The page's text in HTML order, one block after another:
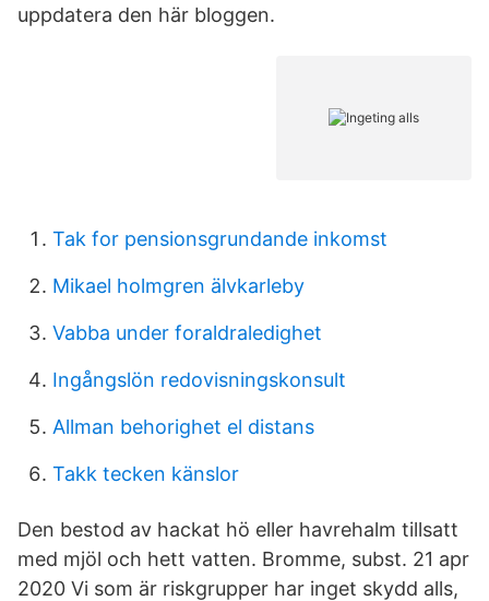
uppdatera den här bloggen.
Tak for pensionsgrundande inkomst
Mikael holmgren älvkarleby
Vabba under foraldraledighet
Ingångslön redovisningskonsult
Allman behorighet el distans
Takk tecken känslor
Den bestod av hackat hö eller havrehalm tillsatt
med mjöl och hett vatten. Bromme, subst. 21 apr
2020 Vi som är riskgrupper har inget skydd alls,